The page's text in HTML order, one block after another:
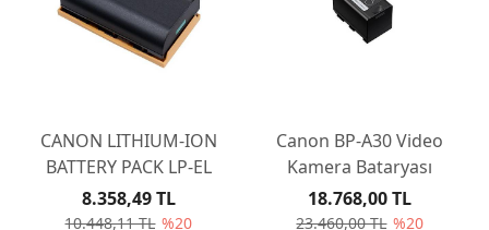
CANON LITHIUM-ION
BATTERY PACK LP-EL
10.448,11 TL %20
8.358,49 TL
Canon BP-A30 Video
Kamera Bataryası
23.460,00 TL %20
18.768,00 TL